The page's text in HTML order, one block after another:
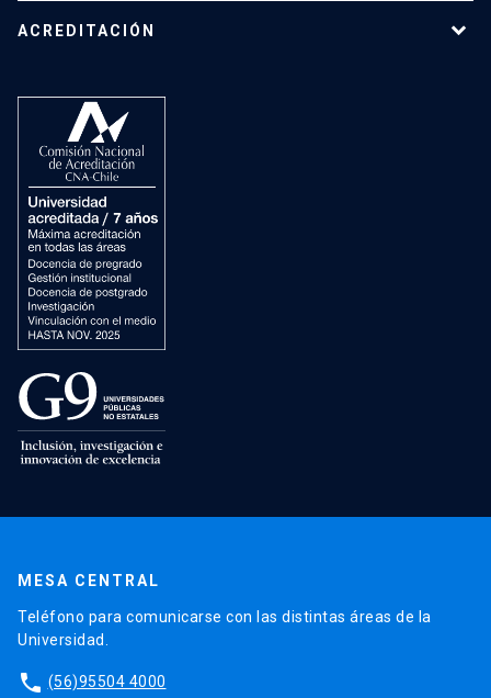
ACREDITACIÓN
MESA CENTRAL
Teléfono para comunicarse con las distintas áreas de la
Universidad.
phone (56)95504 4000